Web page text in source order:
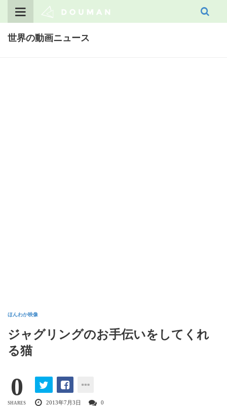
世界の動画ニュース
ほんわか映像
ジャグリングのお手伝いをしてくれ
る猫
0
SHARES 2013年7月3日 0